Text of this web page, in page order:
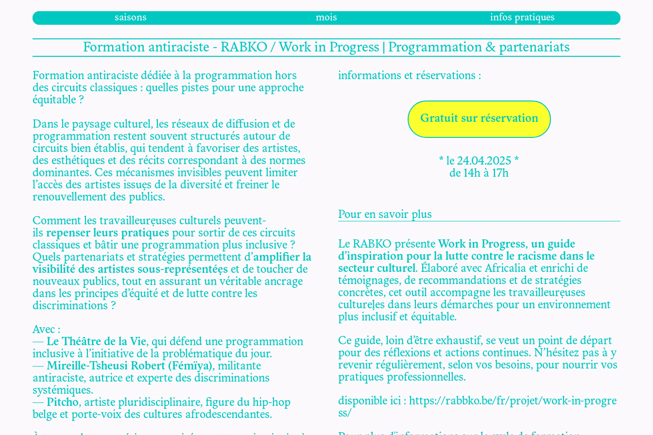
saisons mois infos pratiques
Formation antiraciste - RABKO / Work in Progress | Programmation & partenariats
Formation antiraciste dédiée à la programmation hors
des circuits classiques : quelles pistes pour une approche
équitable ?
Dans le paysage culturel, les réseaux de diffusion et de
programmation restent souvent structurés autour de
circuits bien établis, qui tendent à favoriser des artistes,
des esthétiques et des récits correspondant à des normes
dominantes. Ces mécanismes invisibles peuvent limiter
l’accès des artistes issu·es de la diversité et freiner le
renouvellement des publics.
Comment les travailleur·euses culturels peuvent-
ilsrepenser leurs pratiques pour sortir de ces circuits
classiques et bâtir une programmation plus inclusive ?
Quels partenariats et stratégies permettent d’amplifier la
visibilité des artistes sous-représenté·es et de toucher de
nouveaux publics, tout en assurant un véritable ancrage
dans les principes d’équité et de lutte contre les
discriminations ?
Avec :
—Le Théâtre de la Vie, qui défend une programmation
inclusive à l’initiative de la problématique du jour.
—Mireille-Tsheusi Robert (Fémïya), militante
antiraciste, autrice et experte des discriminations
systémiques.
—Pitcho, artiste pluridisciplinaire, figure du hip-hop
belge et porte-voix des cultures afrodescendantes.
informations et réservations :
Gratuit sur réservation
* le 24.04.2025 *
de 14h à 17h
Pour en savoir plus
Le RABKO présente Work in Progress, un guide
d’inspiration pour la lutte contre le racisme dans le
secteur culturel. Élaboré avec Africalia et enrichi de
témoignages, de recommandations et de stratégies
concrètes, cet outil accompagne les travailleur·euses
culture·les dans leurs démarches pour un environnement
plus inclusif et équitable.
Ce guide, loin d’être exhaustif, se veut un point de départ
pour des réflexions et actions continues. N’hésitez pas à y
revenir régulièrement, selon vos besoins, pour nourrir vos
pratiques professionnelles.
disponible ici :https://rabbko.be/fr/projet/work-in-progre
ss/